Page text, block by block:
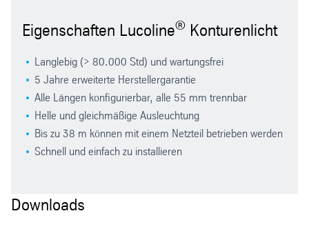
Eigenschaften Lucoline® Konturenlicht
Langlebig (> 80.000 Std) und wartungsfrei
5 Jahre erweiterte Herstellergarantie
Alle Längen konfigurierbar, alle 55 mm trennbar
Helle und gleichmäßige Ausleuchtung
Bis zu 38 m können mit einem Netzteil betrieben werden
Schnell und einfach zu installieren
Downloads